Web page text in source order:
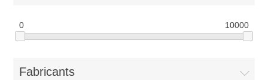
0 10000
Fabricants